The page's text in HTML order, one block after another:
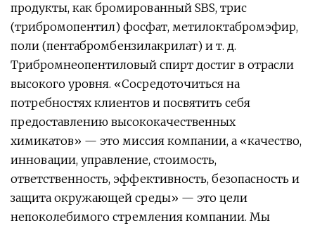
продукты, как бромированный SBS, трис
(трибромопентил) фосфат, метилоктабромэфир,
поли (пентабромбензилакрилат) и т. д.
Трибромнеопентиловый спирт достиг в отрасли
высокого уровня. «Сосредоточиться на
потребностях клиентов и посвятить себя
предоставлению высококачественных
химикатов» — это миссия компании, а «качество,
инновации, управление, стоимость,
ответственность, эффективность, безопасность и
защита окружающей среды» — это цели
непоколебимого стремления компании. Мы